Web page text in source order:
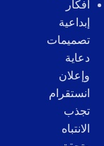
أفكار
إبداعية
تصميمات
دعاية
وإعلان
انستقرام
تجذب
الانتباه